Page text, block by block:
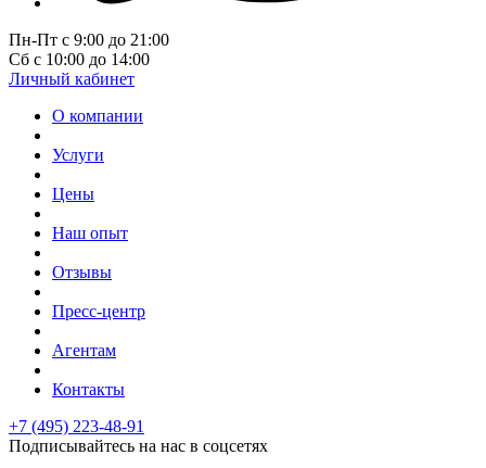
Пн-Пт с 9:00 до 21:00
Сб с 10:00 до 14:00
Личный кабинет
О компании
Услуги
Цены
Наш опыт
Отзывы
Пресс-центр
Агентам
Контакты
+7 (495) 223-48-91
Подписывайтесь на нас в соцсетях